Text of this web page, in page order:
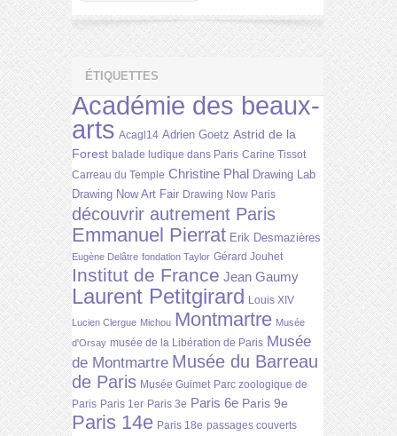
ÉTIQUETTES
Académie des beaux-
arts Acagl14 Adrien Goetz Astrid de la
Forest balade ludique dans Paris Carine Tissot
Carreau du Temple Christine Phal Drawing Lab
Drawing Now Art Fair Drawing Now Paris
découvrir autrement Paris
Emmanuel Pierrat Erik Desmazières
Eugène Delâtre fondation Taylor Gérard Jouhet
Institut de France Jean Gaumy
Laurent Petitgirard Louis XIV
Lucien Clergue Michou Montmartre Musée
d'Orsay musée de la Libération de Paris Musée
de Montmartre Musée du Barreau
de Paris Musée Guimet Parc zoologique de
Paris Paris 1er Paris 3e Paris 6e Paris 9e
Paris 14e Paris 18e passages couverts